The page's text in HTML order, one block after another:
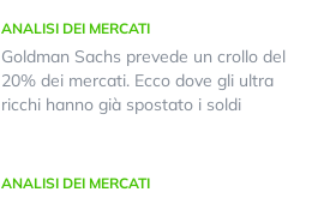
ANALISI DEI MERCATI
Goldman Sachs prevede un crollo del
20% dei mercati. Ecco dove gli ultra
ricchi hanno già spostato i soldi
ANALISI DEI MERCATI